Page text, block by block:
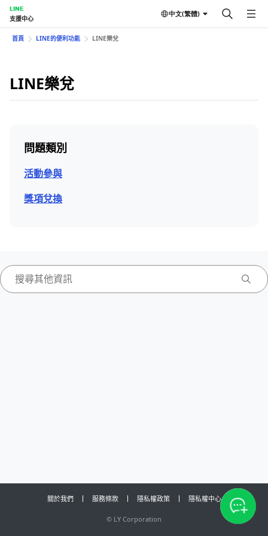
LINE
支援中心
中文(繁體)
首頁 LINE的便利功能 LINE樂兌
LINE樂兌
問題類別
活動參與
獎項兌換
關於我們 服務條款 隱私權政策 隱私權中心
© LY Corporation